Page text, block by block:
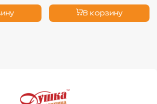
В корзину